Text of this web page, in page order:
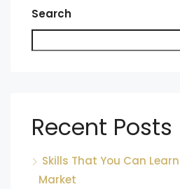
Search
Recent Posts
Skills That You Can
Market